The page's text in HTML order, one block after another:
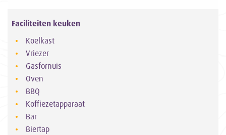
Faciliteiten keuken
Koelkast
Vriezer
Gasfornuis
Oven
BBQ
Koffiezetapparaat
Bar
Biertap